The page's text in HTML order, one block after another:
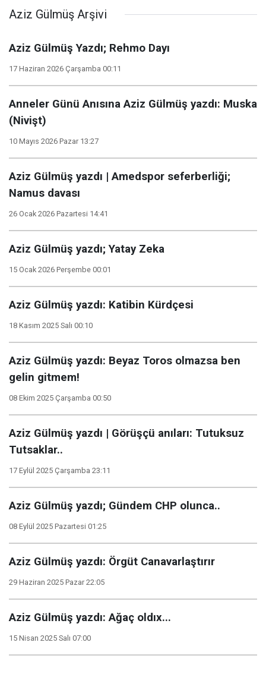
Aziz Gülmüş Arşivi
Aziz Gülmüş Yazdı; Rehmo Dayı
17 Haziran 2026 Çarşamba 00:11
Anneler Günü Anısına Aziz Gülmüş yazdı: Muska
(Nivişt)
10 Mayıs 2026 Pazar 13:27
Aziz Gülmüş yazdı | Amedspor seferberliği;
Namus davası
26 Ocak 2026 Pazartesi 14:41
Aziz Gülmüş yazdı; Yatay Zeka
15 Ocak 2026 Perşembe 00:01
Aziz Gülmüş yazdı: Katibin Kürdçesi
18 Kasım 2025 Salı 00:10
Aziz Gülmüş yazdı: Beyaz Toros olmazsa ben
gelin gitmem!
08 Ekim 2025 Çarşamba 00:50
Aziz Gülmüş yazdı | Görüşçü anıları: Tutuksuz
Tutsaklar..
17 Eylül 2025 Çarşamba 23:11
Aziz Gülmüş yazdı; Gündem CHP olunca..
08 Eylül 2025 Pazartesi 01:25
Aziz Gülmüş yazdı: Örgüt Canavarlaştırır
29 Haziran 2025 Pazar 22:05
Aziz Gülmüş yazdı: Ağaç oldıx...
15 Nisan 2025 Salı 07:00